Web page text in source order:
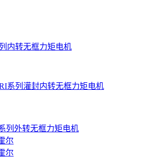
内转无框力矩电机
系列灌封内转无框力矩电机
列外转无框力矩电机
尔
尔